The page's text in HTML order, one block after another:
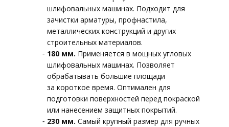
шлифовальных машинах. Подходит для
зачистки арматуры, профнастила,
металлических конструкций и других
строительных материалов.
180 мм. Применяется в мощных угловых
шлифовальных машинах. Позволяет
обрабатывать большие площади
за короткое время. Оптимален для
подготовки поверхностей перед покраской
или нанесением защитных покрытий.
230 мм. Самый крупный размер для ручных